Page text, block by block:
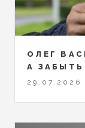
ОЛЕГ
А ЗАБЫТЬ
29.07.2026